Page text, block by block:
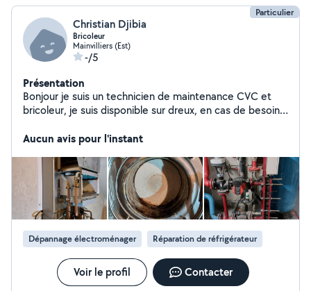
Particulier
Christian Djibia
Bricoleur
Mainvilliers (Est)
-/5
Présentation
Bonjour je suis un technicien de maintenance CVC et
bricoleur, je suis disponible sur dreux, en cas de besoin
Aucun avis pour l'instant
Dépannage électroménager Réparation de réfrigérateur
Voir le profil Contacter